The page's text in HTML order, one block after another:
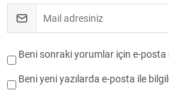
Beni sonraki yorumlar için e-posta
Beni yeni yazılarda e-posta ile